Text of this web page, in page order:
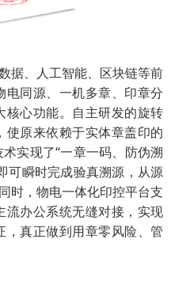
、人工智能、区块链等前
同源、一机多章、印章分
核心功能。自主研发的旋转
原来依赖于实体章盖印的
实现了“一章一码、防伪溯
可瞬时完成验真溯源，从源
时，物电一体化印控平台支
流办公系统无缝对接，实现
真正做到用章零风险、管